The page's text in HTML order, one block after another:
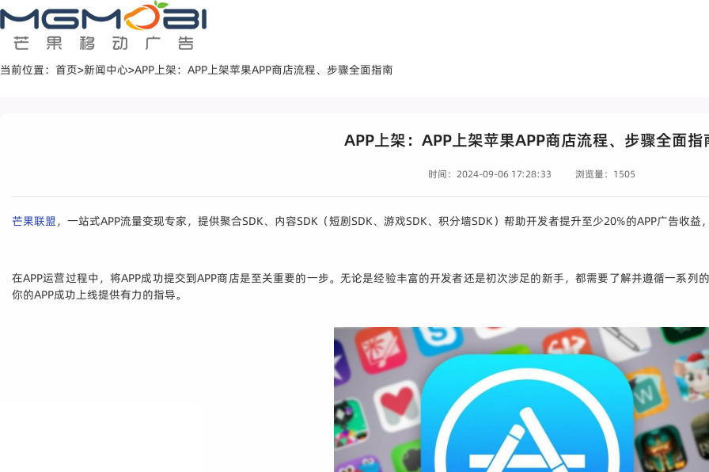
当前位置： 首页>新闻中心>APP上架：APP上架苹果APP商店流程、步骤全面指南
APP上架：APP上架苹果APP商店流程、步骤全面指
时间：2024-09-06 17:28:33 浏览量：1505
芒果联盟，一站式APP流量变现专家，提供聚合SDK、内容SDK（短剧SDK、游戏SDK、积分墙SDK）帮助开发者提升至少20%的APP广告收益
在APP运营过程中，将APP成功提交到APP商店是至关重要的一步。无论是经验丰富的开发者还是初次涉足的新手，都需要了解并遵循一系列
你的APP成功上线提供有力的指导。